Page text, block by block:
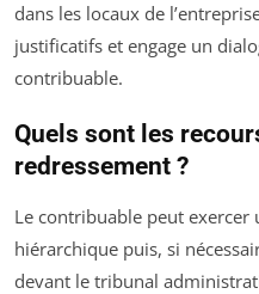
dans les locaux de
justificatifs et engage un
contribuable.
Quels sont les
redressement ?
Le contribuable peut
hiérarchique puis, si
devant le tribunal